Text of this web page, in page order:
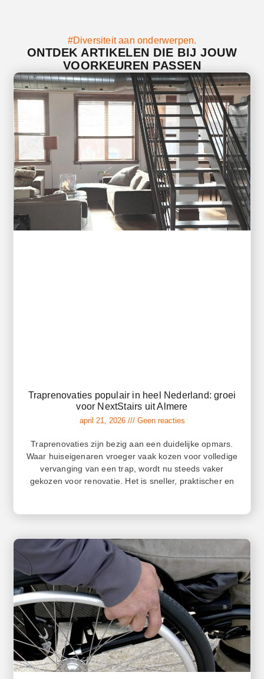
#Diversiteit aan onderwerpen.
ONTDEK ARTIKELEN DIE BIJ JOUW
VOORKEUREN PASSEN
Traprenovaties populair in heel Nederland: groei
voor NextStairs uit Almere
april 21, 2026 Geen reacties
Traprenovaties zijn bezig aan een duidelijke opmars.
Waar huiseigenaren vroeger vaak kozen voor volledige
vervanging van een trap, wordt nu steeds vaker
gekozen voor renovatie. Het is sneller, praktischer en